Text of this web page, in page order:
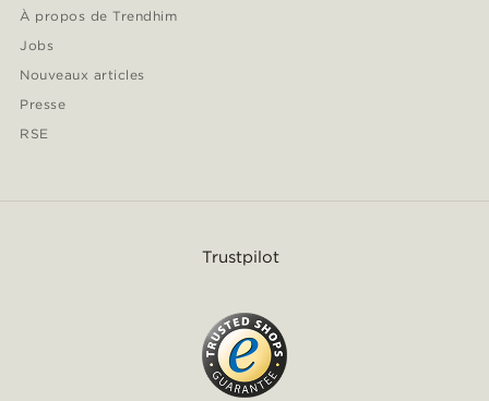
À propos de Trendhim
Jobs
Nouveaux articles
Presse
RSE
Trustpilot